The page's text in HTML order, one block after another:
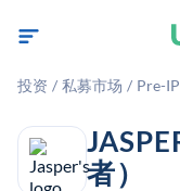
投资 / 私募市场 / Pre-
者）